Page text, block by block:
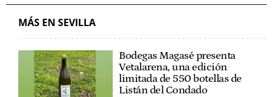
MÁS EN SEVILLA
Bodegas Magasé presenta
Vetalarena, una edición
limitada de 550 botellas de
Listán del Condado